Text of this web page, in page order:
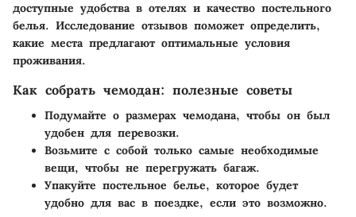
доступные удобства в отелях и качество постельного
белья. Исследование отзывов поможет определить,
какие места предлагают оптимальные условия
проживания.
Как собрать чемодан: полезные советы
Подумайте о размерах чемодана, чтобы он был
удобен для перевозки.
Возьмите с собой только самые необходимые
вещи, чтобы не перегружать багаж.
Упакуйте постельное белье, которое будет
удобно для вас в поездке, если это возможно.